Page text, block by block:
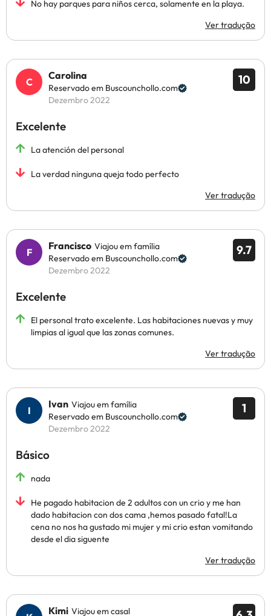
No hay parques para niños cerca, solamente en la playa.
Ver tradução
10
Carolina
Reservado em Buscounchollo.com
Dezembro 2022
Excelente
La atención del personal
La verdad ninguna queja todo perfecto
Ver tradução
9.7
Francisco Viajou em família
Reservado em Buscounchollo.com
Dezembro 2022
Excelente
El personal trato excelente. Las habitaciones nuevas y muy
limpias al igual que las zonas comunes.
Ver tradução
1
Ivan Viajou em família
Reservado em Buscounchollo.com
Dezembro 2022
Básico
nada
He pagado habitacion de 2 adultos con un crio y me han
dado habitacion con dos cama ,hemos pasado fatal!La
cena no nos ha gustado mi mujer y mi crio estan vomitando
desde el dia siguente
Ver tradução
Kimi Viajou em casal